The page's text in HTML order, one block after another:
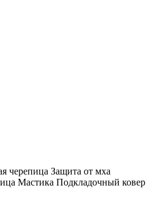
черепица Защита от мха
Мастика Подкладочный ковер